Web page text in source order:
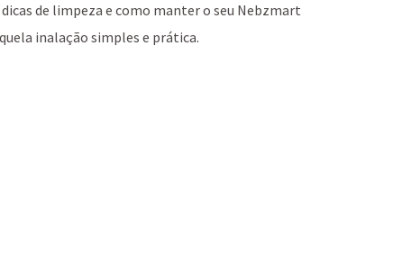
de limpeza e como manter o seu Nebzmart
inalação simples e prática.